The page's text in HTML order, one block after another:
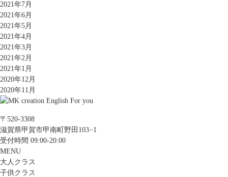
2021年7月
2021年6月
2021年5月
2021年4月
2021年3月
2021年2月
2021年1月
2020年12月
2020年11月
〒520-3308
滋賀県甲賀市甲南町野田103−1
受付時間 09:00-20:00
MENU
大人クラス
子供クラス